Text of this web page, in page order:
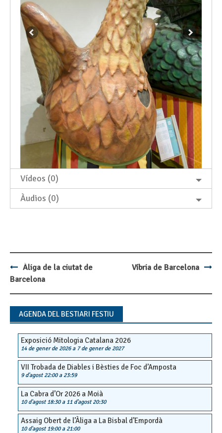
Vídeos (0)
Àudios (0)
Post
navigation
Àliga de la ciutat de
Barcelona
Víbria de Barcelona
AGENDA DEL BESTIARI FESTIU
Exposició Mitologia Catalana 2026
14 de gener de 2026a 7 de gener de 2027
VII Trobada de Diables i Bèsties de Foc d’Amposta
9 d'agost 22:00a 23:59
La Cabra d’Or 2026 a Moià
10 d'agost 18:30a 11 d'agost 20:30
Assaig Obert de l’Àliga a La Bisbal d’Empordà
10 d'agost 19:00a 21:00